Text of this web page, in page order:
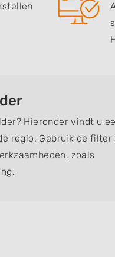
Hieronder vindt u
regio. Gebruik de filter
zoals